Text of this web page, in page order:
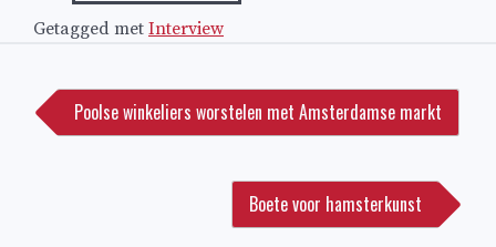
Getagged met Interview
navigatie
Poolse winkeliers worstelen met Amsterdamse markt
Boete voor hamsterkunst